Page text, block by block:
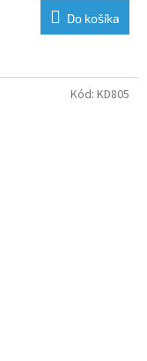
Do košíka
Kód: KD805